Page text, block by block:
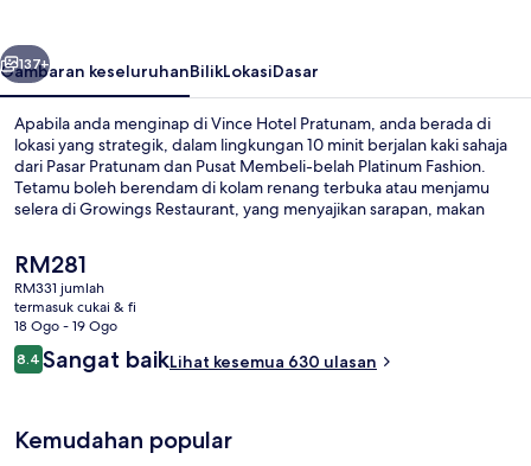
Seterusnya
137+
Gambaran keseluruhanBilikLokasiDasar
Apabila anda menginap di Vince Hotel Pratunam, anda berada di
lokasi yang strategik, dalam lingkungan 10 minit berjalan kaki sahaja
dari Pasar Pratunam dan Pusat Membeli-belah Platinum Fashion.
Tetamu boleh berendam di kolam renang terbuka atau menjamu
selera di Growings Restaurant, yang menyajikan sarapan, makan
kecergasan dan bar/ruang istirahat. Pengembara lain menyukai
kakitangan. Pengangkutan awam terletak berdekatan: jarak Stesen
Phaya Thai ialah 8 minit dan Stesen BTS Rachathewi ialah 9 minit.
Harga
semasa
ialah
RM281
RM281
RM331 jumlah
termasuk cukai & fi
18 Ogo - 19 Ogo
Ulasan
8.48.4 daripada 10
Sangat baikLihat kesemua 630 ulasan
Kemudahan popular